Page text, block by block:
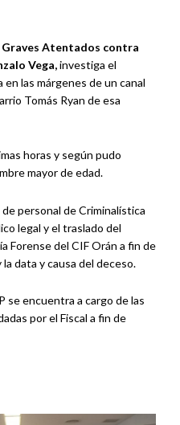
Graves Atentados contra
Vega,investiga el
en las márgenes de un canal
Tomás Ryan de esa
horas y según pudo
mayor de edad.
personal de Criminalística
legal y el traslado del
Forense del CIF Orán a fin de
data y causa del deceso.
se encuentra a cargo de las
por el Fiscal a fin de